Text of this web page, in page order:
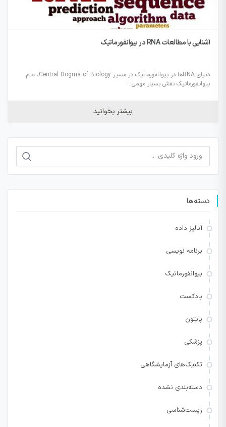
آشنایی با مطالعات RNA در بیوانفورماتیک
دنیای RNAها در بیوانفورماتیک در مسیر Central Dogma of Biology، علم
بیوانفورماتیک نقش بسیار مهمی...
بیشتر بخوانید
جستجو
دسته‌ها
آنالیز داده
برنامه نویسی
بیوانفورماتیک
پادکست
پایتون
پزشکی
تکنیک‌های آزمایشگاهی
دسته‌بندی نشده
زیست‌شناسی